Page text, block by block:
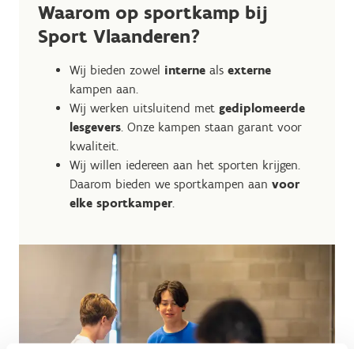
Waarom op sportkamp bij
Sport Vlaanderen?
Wij bieden zowel interne als externe
kampen aan.
Wij werken uitsluitend met gediplomeerde
lesgevers. Onze kampen staan garant voor
kwaliteit.
Wij willen iedereen aan het sporten krijgen.
Daarom bieden we sportkampen aan voor
elke sportkamper.